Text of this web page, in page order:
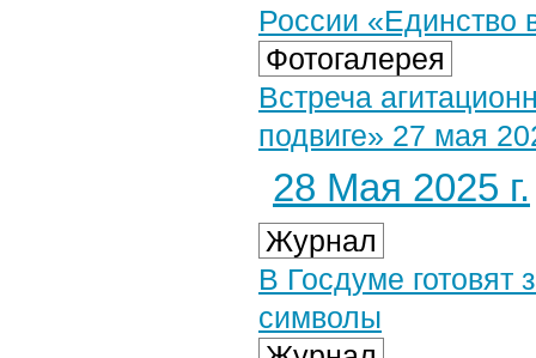
России «Единство
Фотогалерея
Встреча
подвиге» 27 мая
28 Мая 2025 г.
Журнал
В Госдуме готовят
символы